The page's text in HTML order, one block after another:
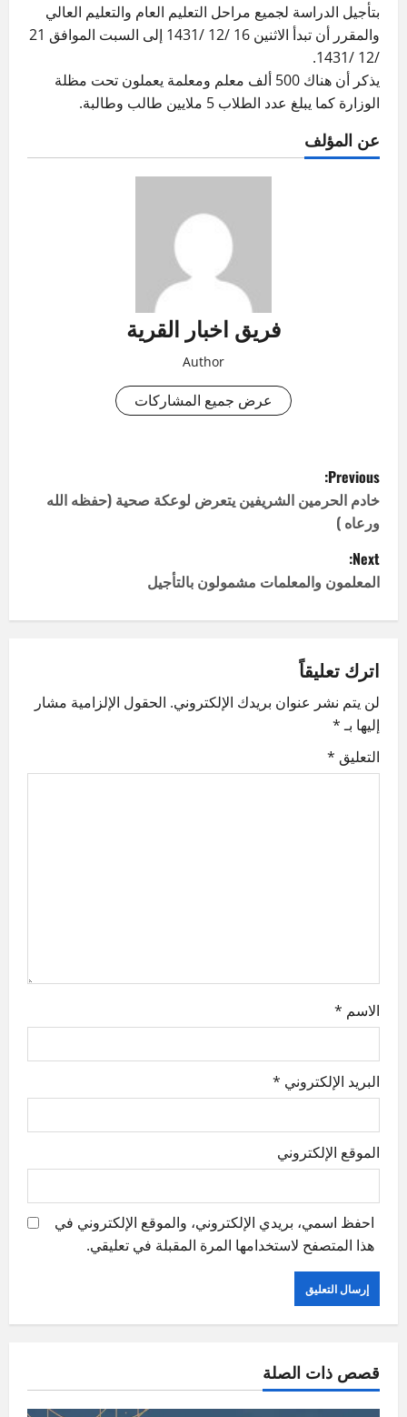
بتأجيل الدراسة لجميع مراحل التعليم العام والتعليم العالي
والمقرر أن تبدأ الاثنين 16 /12 /1431 إلى السبت الموافق 21
/12 /1431.
يذكر أن هناك 500 ألف معلم ومعلمة يعملون تحت مظلة
الوزارة كما يبلغ عدد الطلاب 5 ملايين طالب وطالبة.
عن المؤلف
فريق اخبار القرية
Author
عرض جميع المشاركات
P
o
s
t
n
a
v
i
g
Previous:
خادم الحرمين الشريفين يتعرض لوعكة صحية (حفظه الله
ورعاه )
Next:
المعلمون والمعلمات مشمولون بالتأجيل
اترك تعليقاً
لن يتم نشر عنوان بريدك الإلكتروني. الحقول الإلزامية مشار
إليها بـ*
التعليق *
الاسم *
البريد الإلكتروني *
الموقع الإلكتروني
احفظ اسمي، بريدي الإلكتروني، والموقع الإلكتروني في
هذا المتصفح لاستخدامها المرة المقبلة في تعليقي.
قصص ذات الصلة